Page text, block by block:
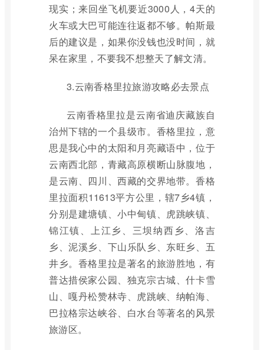
现实；来回坐飞机要近3000人，4天的
火车或大巴可能连往返都不够。帕斯最
后的建议是，如果你没钱也没时间，就
呆在家里，不要我不想整天了解文清。
3.云南香格里拉旅游攻略必去景点
云南香格里拉是云南省迪庆藏族自
治州下辖的一个县级市。香格里拉，意
思是我心中的太阳和月亮藏语中，位于
云南西北部，青藏高原横断山脉腹地，
是云南、四川、西藏的交界地带。香格
里拉面积11613平方公里，辖7乡4镇，
分别是建塘镇、小中甸镇、虎跳峡镇、
锦江镇、上江乡、三坝纳西乡、洛吉
乡、泥溪乡、下山乐队乡、东旺乡、五
井乡。香格里拉是著名的旅游胜地，有
普达措侯家公园、独克宗古城、什卡雪
山、嘎丹松赞林寺、虎跳峡、纳帕海、
巴拉格宗达峡谷、白水台等著名的风景
旅游区。